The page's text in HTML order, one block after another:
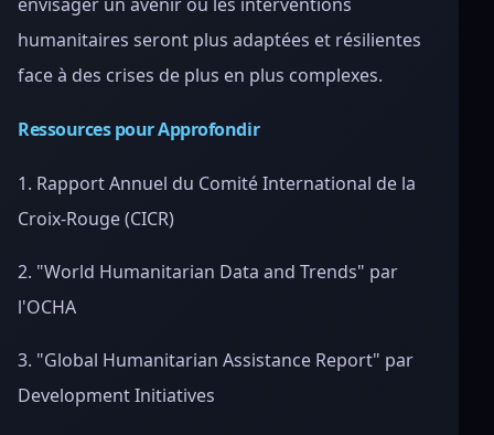
humanitaires seront plus adaptées et résilientes
face à des crises de plus en plus complexes.
Ressources pour Approfondir
1. Rapport Annuel du Comité International de la
Croix-Rouge (CICR)
2. "World Humanitarian Data and Trends" par
l'OCHA
3. "Global Humanitarian Assistance Report" par
Development Initiatives